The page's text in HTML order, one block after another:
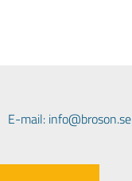
E-mail: info@broson.se